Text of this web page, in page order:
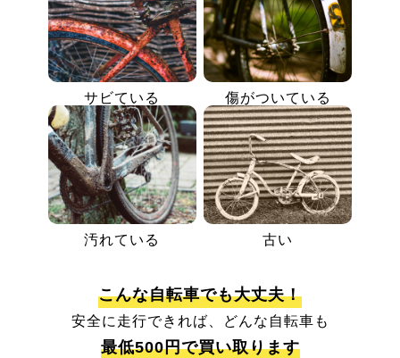
サビている 傷がついている
汚れている 古い
こんな自転車でも大丈夫！
安全に走行できれば、どんな自転車も
最低500円で買い取ります